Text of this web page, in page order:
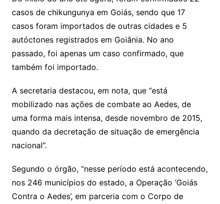
casos de chikungunya em Goiás, sendo que 17
casos foram importados de outras cidades e 5
autóctones registrados em Goiânia. No ano
passado, foi apenas um caso confirmado, que
também foi importado.
A secretaria destacou, em nota, que “está
mobilizado nas ações de combate ao Aedes, de
uma forma mais intensa, desde novembro de 2015,
quando da decretação de situação de emergência
nacional”.
Segundo o órgão, “nesse período está acontecendo,
nos 246 municípios do estado, a Operação ‘Goiás
Contra o Aedes’, em parceria com o Corpo de